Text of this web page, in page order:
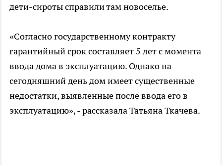
дети-сироты справили там новоселье.
«Согласно государственному контракту
гарантийный срок составляет 5 лет с момента
ввода дома в эксплуатацию. Однако на
сегодняшний день дом имеет существенные
недостатки, выявленные после ввода его в
эксплуатацию», - рассказала Татьяна Ткачева.